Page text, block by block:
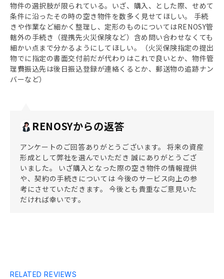
物件の選択肢が限られている。いざ、購入、とした際、せめて
条件に沿ったその時の空き物件を数多く見せてほしい。 手続
きや作業など細かく整理し、定形のものについてはRENOSY管
轄外の手続き（提携先火災保険など）含め問い合わせなくても
細かい点まで分かるようにしてほしい。（火災保険指定の提出
物でに指定の書面交付前だが代わりはこれで良いとか、物件管
理費振込先は後日振込登録が連絡くるとか、郵送物の追跡ナン
バーなど）
RENOSYからの返答
アンケートのご回答ありがとうございます。 将来の資産
形成として弊社を選んでいただき 誠にありがとうござ
いました。 いざ購入となった際の空き物件の情報提供
や、契約の手続きについては 今後のサービス向上の参
考にさせていただきます。 今後とも貴重なご意見いた
だければ幸いです。
RELATED REVIEWS